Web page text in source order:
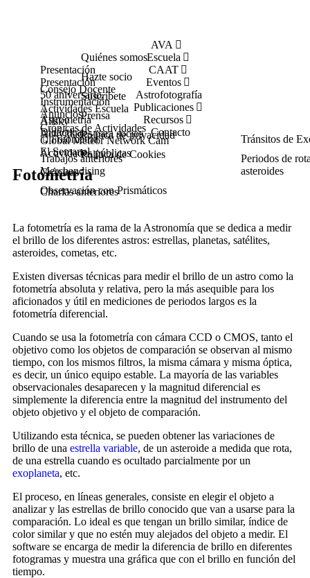
AVA
Quiénes somos
Hazte socio
Suscríbete
Prensa
Política de privacidad
Política de Cookies
Escuela
Presentación
Consejo Docente
Actividades Escuela
Crónicas de Actividades
CAAT
Presentación
Instrumentación
Allsky
Global Meteor Network Cam
Eventos
50 aniversario
Anuncios
Actividades para socios
Actividades públicas
Crónicas
Charlas anteriores
Astrofotografía
Publicaciones
Astrometría
Fotometría
Tránsitos de
Periodos de
asteroides
Trabajos anteriores
Recursos
Didáctica
El Semanal
Merchandising
Observación con Prismáticos
Contacto
Fotometría
La fotometría es la rama de la Astronomía que se dedica a medir
el brillo de los diferentes astros: estrellas, planetas, satélites,
asteroides, cometas, etc.
Existen diversas técnicas para medir el brillo de un astro como la
fotometría absoluta y relativa, pero la más asequible para los
aficionados y útil en mediciones de periodos largos es la
fotometría diferencial.
Cuando se usa la fotometría con cámara CCD o CMOS, tanto el
objetivo como los objetos de comparación se observan al mismo
tiempo, con los mismos filtros, la misma cámara y misma óptica,
es decir, un único equipo estable. La mayoría de las variables
observacionales desaparecen y la magnitud diferencial es
simplemente la diferencia entre la magnitud del instrumento del
objeto objetivo y el objeto de comparación.
Utilizando esta técnica, se pueden obtener las variaciones de
brillo de una estrella variable, de un asteroide a medida que rota,
de una estrella cuando es ocultado parcialmente por un
exoplaneta, etc.
El proceso, en líneas generales, consiste en elegir el objeto a
analizar y las estrellas de brillo conocido que van a usarse para la
comparación. Lo ideal es que tengan un brillo similar, índice de
color similar y que no estén muy alejados del objeto a medir. El
software se encarga de medir la diferencia de brillo en diferentes
fotogramas y muestra una gráfica que con el brillo en función del
tiempo.